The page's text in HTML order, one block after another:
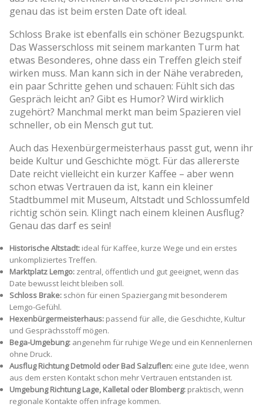
genau das ist beim ersten Date oft ideal.
Schloss Brake ist ebenfalls ein schöner Bezugspunkt.
Das Wasserschloss mit seinem markanten Turm hat
etwas Besonderes, ohne dass ein Treffen gleich steif
wirken muss. Man kann sich in der Nähe verabreden,
ein paar Schritte gehen und schauen: Fühlt sich das
Gespräch leicht an? Gibt es Humor? Wird wirklich
zugehört? Manchmal merkt man beim Spazieren viel
schneller, ob ein Mensch gut tut.
Auch das Hexenbürgermeisterhaus passt gut, wenn ihr
beide Kultur und Geschichte mögt. Für das allererste
Date reicht vielleicht ein kurzer Kaffee – aber wenn
schon etwas Vertrauen da ist, kann ein kleiner
Stadtbummel mit Museum, Altstadt und Schlossumfeld
richtig schön sein. Klingt nach einem kleinen Ausflug?
Genau das darf es sein!
Historische Altstadt: ideal für Kaffee, kurze Wege und ein erstes
unkompliziertes Treffen.
Marktplatz Lemgo: zentral, öffentlich und gut geeignet, wenn das
Date bewusst leicht bleiben soll.
Schloss Brake: schön für einen Spaziergang mit besonderem
Lemgo-Gefühl.
Hexenbürgermeisterhaus: passend für alle, die Geschichte, Kultur
und Gesprächsstoff mögen.
Bega-Umgebung: angenehm für ruhige Wege und ein Kennenlernen
ohne Druck.
Ausflug Richtung Detmold oder Bad Salzuflen: eine gute Idee, wenn
aus dem ersten Kontakt schon mehr Vertrauen entstanden ist.
Umgebung Richtung Lage, Kalletal oder Blomberg: praktisch, wenn
regionale Kontakte offen infrage kommen.